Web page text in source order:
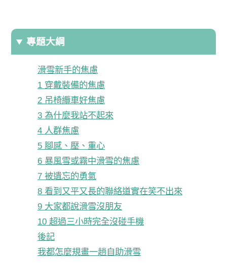
專題大綱
滑雪新手的焦慮
1 穿戴裝備的焦慮
2 吊椅纜車好焦慮
3 為什麼我站不起來
4 人群焦慮
5 腳感、壓、重心
6 暴風雪或霧中滑雪的焦慮
7 被遺忘的勇氣
8 看到又平又長的聯絡道實在笑不出來
9 大家都說滑雪沒朋友
10 超過三小時完全沒碰手機
後記
我都怎麼規畫一趟自助滑雪